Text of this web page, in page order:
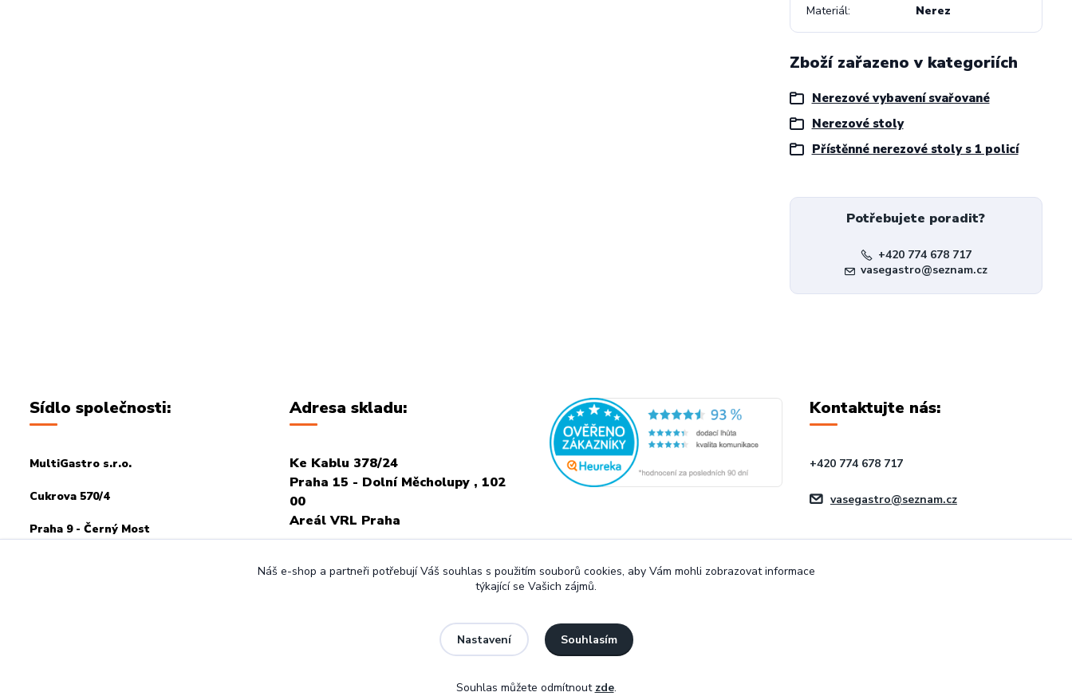
Materiál Nerez
Zboží zařazeno v kategoriích
Nerezové vybavení svařované
Nerezové stoly
Přístěnné nerezové stoly s 1 policí
Potřebujete poradit?
+420 774 678 717
vasegastro@seznam.cz
Sídlo společnosti:
MultiGastro s.r.o.
Cukrova 570/4
Praha 9 - Černý Most
Adresa skladu:
Ke Kablu 378/24
Praha 15 - Dolní Měcholupy , 102
00
Areál VRL Praha
POTŘEBA VOLAT PŘEDEM
Kontaktujte nás:
+420 774 678 717
vasegastro@seznam.cz
Náš e-shop a partneři potřebují Váš souhlas s použitím souborů cookies, aby Vám mohli zobrazovat informace
týkající se Vašich zájmů.
Nastavení Souhlasím
Souhlas můžete odmítnout zde.